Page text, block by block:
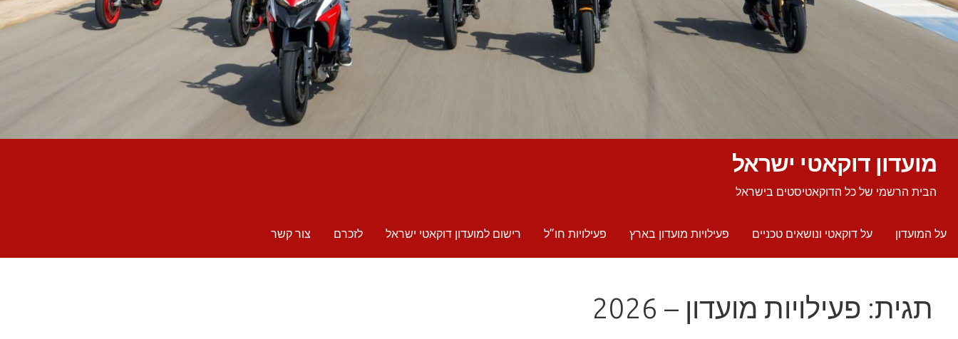
מועדון דוקאטי ישראל
הבית הרשמי של כל הדוקאטיסטים בישראל
על המועדון על דוקאטי ונושאים טכניים פעילויות מועדון בארץ פעילויות חו”ל רישום למועדון דוקאטי ישראל לזכרם צור קשר
תגית: פעילויות מועדון – 2026